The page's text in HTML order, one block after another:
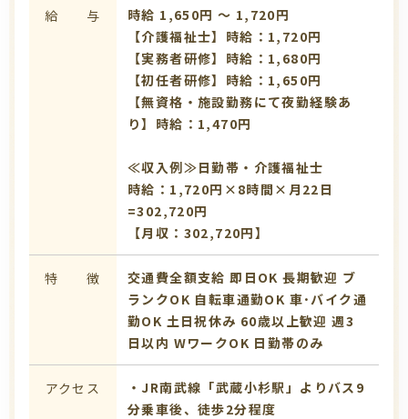
給 与
時給 1,650円 〜 1,720円
【介護福祉士】時給：1,720円
【実務者研修】時給：1,680円
【初任者研修】時給：1,650円
【無資格・施設勤務にて夜勤経験あ
り】時給：1,470円
≪収入例≫日勤帯・介護福祉士
時給：1,720円×8時間×月22日
=302,720円
【月収：302,720円】
特 徴 交通費全額支給 即日OK 長期歓迎 ブ
ランクOK 自転車通勤OK 車･バイク通
勤OK 土日祝休み 60歳以上歓迎 週3
日以内 WワークOK 日勤帯のみ
アクセス
・JR南武線「武蔵小杉駅」よりバス9
分乗車後、徒歩2分程度